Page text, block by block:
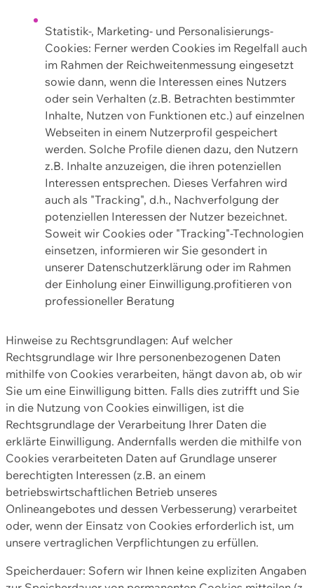
Statistik-, Marketing- und Personalisierungs-
Cookies: Ferner werden Cookies im Regelfall auch
im Rahmen der Reichweitenmessung eingesetzt
sowie dann, wenn die Interessen eines Nutzers
oder sein Verhalten (z.B. Betrachten bestimmter
Inhalte, Nutzen von Funktionen etc.) auf einzelnen
Webseiten in einem Nutzerprofil gespeichert
werden. Solche Profile dienen dazu, den Nutzern
z.B. Inhalte anzuzeigen, die ihren potenziellen
Interessen entsprechen. Dieses Verfahren wird
auch als "Tracking", d.h., Nachverfolgung der
potenziellen Interessen der Nutzer bezeichnet.
Soweit wir Cookies oder "Tracking"-Technologien
einsetzen, informieren wir Sie gesondert in
unserer Datenschutzerklärung oder im Rahmen
der Einholung einer Einwilligung.profitieren von
professioneller Beratung
Hinweise zu Rechtsgrundlagen: Auf welcher
Rechtsgrundlage wir Ihre personenbezogenen Daten
mithilfe von Cookies verarbeiten, hängt davon ab, ob wir
Sie um eine Einwilligung bitten. Falls dies zutrifft und Sie
in die Nutzung von Cookies einwilligen, ist die
Rechtsgrundlage der Verarbeitung Ihrer Daten die
erklärte Einwilligung. Andernfalls werden die mithilfe von
Cookies verarbeiteten Daten auf Grundlage unserer
berechtigten Interessen (z.B. an einem
betriebswirtschaftlichen Betrieb unseres
Onlineangebotes und dessen Verbesserung) verarbeitet
oder, wenn der Einsatz von Cookies erforderlich ist, um
unsere vertraglichen Verpflichtungen zu erfüllen.
Speicherdauer: Sofern wir Ihnen keine expliziten Angaben